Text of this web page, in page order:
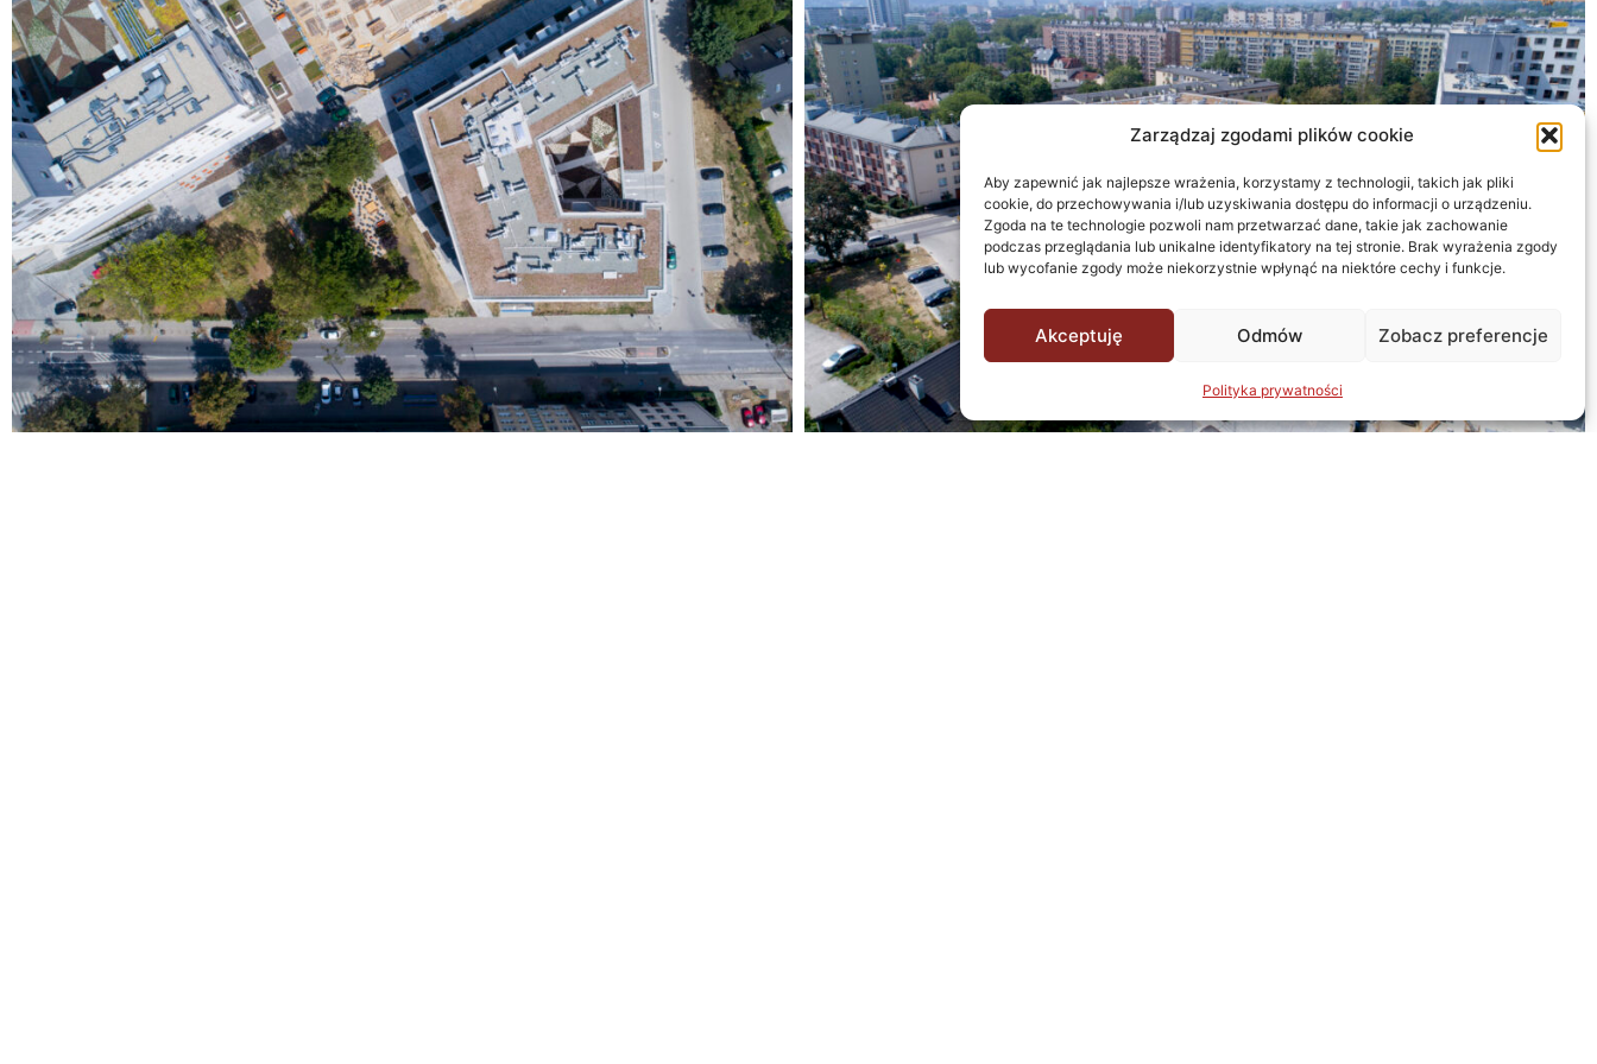
Zarządzaj zgodami plików cookie
Aby zapewnić jak najlepsze wrażenia, korzystamy z technologii, takich jak pliki
cookie, do przechowywania i/lub uzyskiwania dostępu do informacji o urządzeniu.
Zgoda na te technologie pozwoli nam przetwarzać dane, takie jak zachowanie
podczas przeglądania lub unikalne identyfikatory na tej stronie. Brak wyrażenia zgody
lub wycofanie zgody może niekorzystnie wpłynąć na niektóre cechy i funkcje.
Akceptuję Odmów Zobacz preferencje
Polityka prywatności